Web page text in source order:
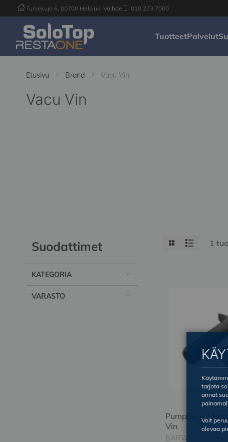
Turvekuja 6, 00700 Helsinki Vaihde 010 273 7000
TuotteetPalvelut
Etusivu Brand Vacu Vin
Vacu Vin
View
Grid List 1
Pumppu + 2
Vin
BARVAC1
Suodattimet
KATEGORIA
VARASTO
tarjota
annat
Voit
olevaa